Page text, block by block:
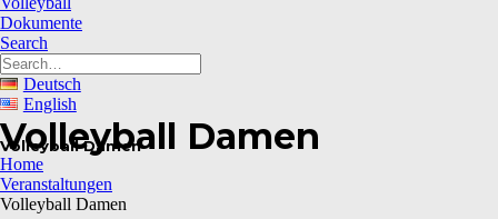
Dokumente
Search
Deutsch
English
Volleyball Damen
Volleyball Damen
Home
Veranstaltungen
Volleyball Damen